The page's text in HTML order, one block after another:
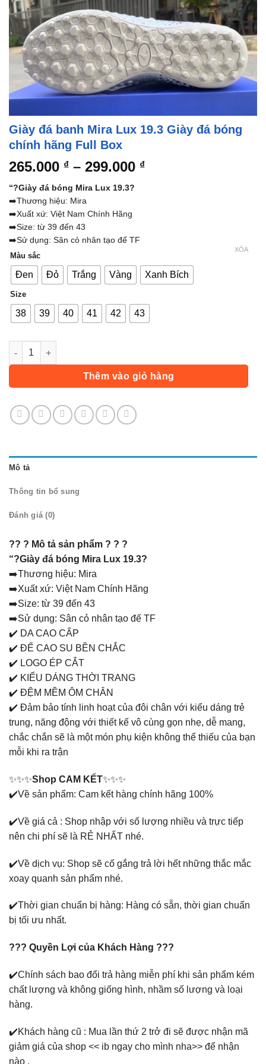
Giày đá banh Mira Lux 19.3 Giày đá bóng
chính hãng Full Box
265.000 ₫ – 299.000 ₫Khoảng
“?Giày đá bóng Mira Lux 19.3?
➡️Thương hiệu: Mira
➡️Xuất xứ: Việt Nam Chính Hãng
➡️Size: từ 39 đến 43
➡️Sử dụng: Sân cỏ nhân tạo đế TF
Màu sắc
Đen Đỏ Trắng Vàng Xanh Bích
Size
38 39 40 41 42 43
XÓA
Giày đá banh Mira Lux 19.3 Giày đá bóng chính hãng Full Box
Thêm vào giỏ hàng
Mô tả
Thông tin bổ sung
Đánh giá (0)
?? ? Mô tả sản phẩm ? ? ?
“?Giày đá bóng Mira Lux 19.3?
➡️Thương hiệu: Mira
➡️Xuất xứ: Việt Nam Chính Hãng
➡️Size: từ 39 đến 43
➡️Sử dụng: Sân cỏ nhân tạo đế TF
✔️ DA CAO CẤP
✔️ ĐẾ CAO SU BỀN CHẮC
✔️ LOGO ÉP CẮT
✔️ KIỂU DÁNG THỜI TRANG
✔️ ĐỆM MỀM ÔM CHÂN
✔️ Đảm bảo tính linh hoạt của đôi chân với kiểu dáng trẻ
trung, năng động với thiết kế vô cùng gọn nhẹ, dễ mang,
chắc chắn sẽ là một món phụ kiện không thể thiếu của bạn
mỗi khi ra trận
✨✨✨Shop CAM KẾT✨✨✨
✔️Về sản phẩm: Cam kết hàng chính hãng 100%
✔️Về giá cả : Shop nhập với số lượng nhiều và trực tiếp
nên chi phí sẽ là RẺ NHẤT nhé.
✔️Về dịch vụ: Shop sẽ cố gắng trả lời hết những thắc mắc
xoay quanh sản phẩm nhé.
✔️Thời gian chuẩn bị hàng: Hàng có sẵn, thời gian chuẩn
bị tối ưu nhất.
??? Quyền Lợi của Khách Hàng ???
✔️Chính sách bao đổi trả hàng miễn phí khi sản phẩm kém
chất lượng và không giống hình, nhầm số lượng và loại
hàng.
✔️Khách hàng cũ : Mua lần thứ 2 trở đi sẽ được nhận mã
giảm giá của shop << ib ngay cho mình nha>> để nhận
nào .